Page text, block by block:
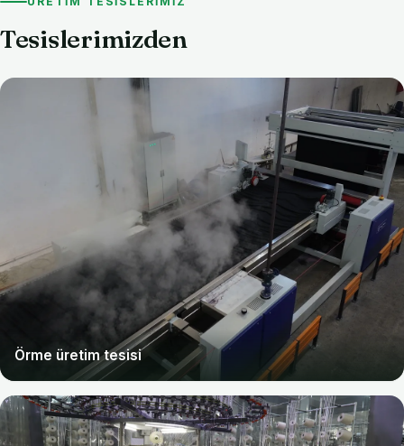
Tesislerimizden
Örme üretim tesisi